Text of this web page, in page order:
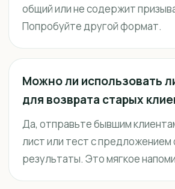
общий или не содержит
Попробуйте другой формат.
Можно ли использовать
для возврата старых
Да, отправьте бывшим
лист или тест с предложением
результаты. Это мягкое